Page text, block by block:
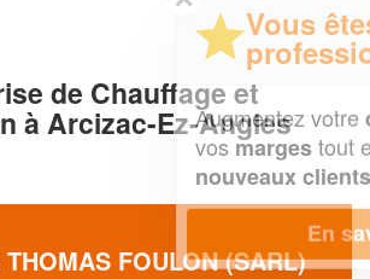
de Chauffage et
à Arcizac-Ez-Angles
FOULON (SARL)
Vous êtes un
professionnel ?
votrechiffre d'affaireset
tout en gagnant de